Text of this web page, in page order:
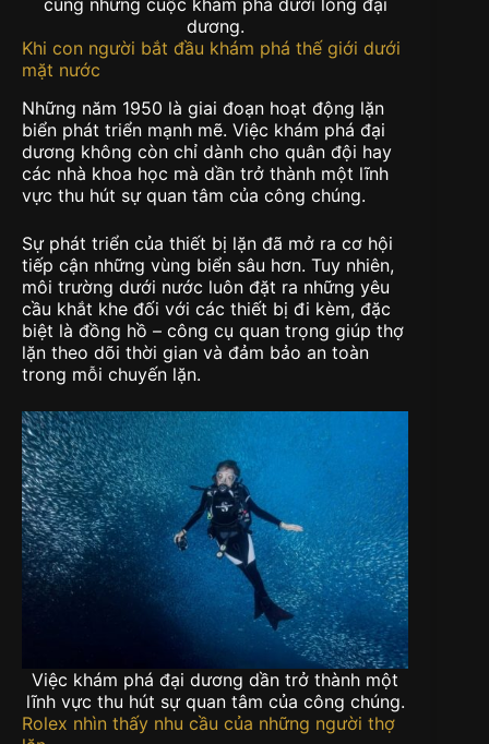
cùng những cuộc khám phá dưới lòng đại
dương.
Khi con người bắt đầu khám phá thế giới dưới
mặt nước
Những năm 1950 là giai đoạn hoạt động lặn
biển phát triển mạnh mẽ. Việc khám phá đại
dương không còn chỉ dành cho quân đội hay
các nhà khoa học mà dần trở thành một lĩnh
vực thu hút sự quan tâm của công chúng.
Sự phát triển của thiết bị lặn đã mở ra cơ hội
tiếp cận những vùng biển sâu hơn. Tuy nhiên,
môi trường dưới nước luôn đặt ra những yêu
cầu khắt khe đối với các thiết bị đi kèm, đặc
biệt là đồng hồ – công cụ quan trọng giúp thợ
lặn theo dõi thời gian và đảm bảo an toàn
trong mỗi chuyến lặn.
Việc khám phá đại dương dần trở thành một
lĩnh vực thu hút sự quan tâm của công chúng.
Rolex nhìn thấy nhu cầu của những người thợ